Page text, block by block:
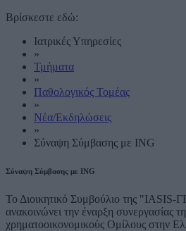
Βρίσκεστε εδώ:
Ιατρικές Υπηρεσίες
»
Τμήματα
»
Παθολογικός Τομέας
»
Νέα/Εκδηλώσεις
»
Σύναψη Σύμβασης με ING
Σύναψη Σύμβασης με ING
Το Διοικητικό Συμβούλιο της
ανακοινώνει την έναρξη συνεργασίας
χρηματοοικονομικούς Ομίλους στην